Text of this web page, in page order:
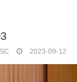
2023-09-12